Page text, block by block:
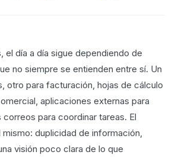
el día a día sigue dependiendo de
no siempre se entienden entre sí. Un
otro para facturación, hojas de cálculo
aplicaciones externas para
para coordinar tareas. El
duplicidad de información,
visión poco clara de lo que